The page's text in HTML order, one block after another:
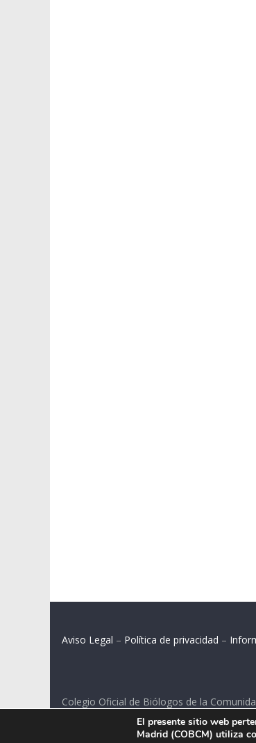
Aviso Legal – Política de privacidad –
Colegio Oficial de Biólogos de la
C/ Santa Engracia 108, 2º int.izq. 28003
El presente sitio web
Madrid (COBCM) utiliza